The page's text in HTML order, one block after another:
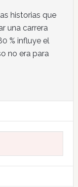
historias que
una carrera
% influye el
no era para